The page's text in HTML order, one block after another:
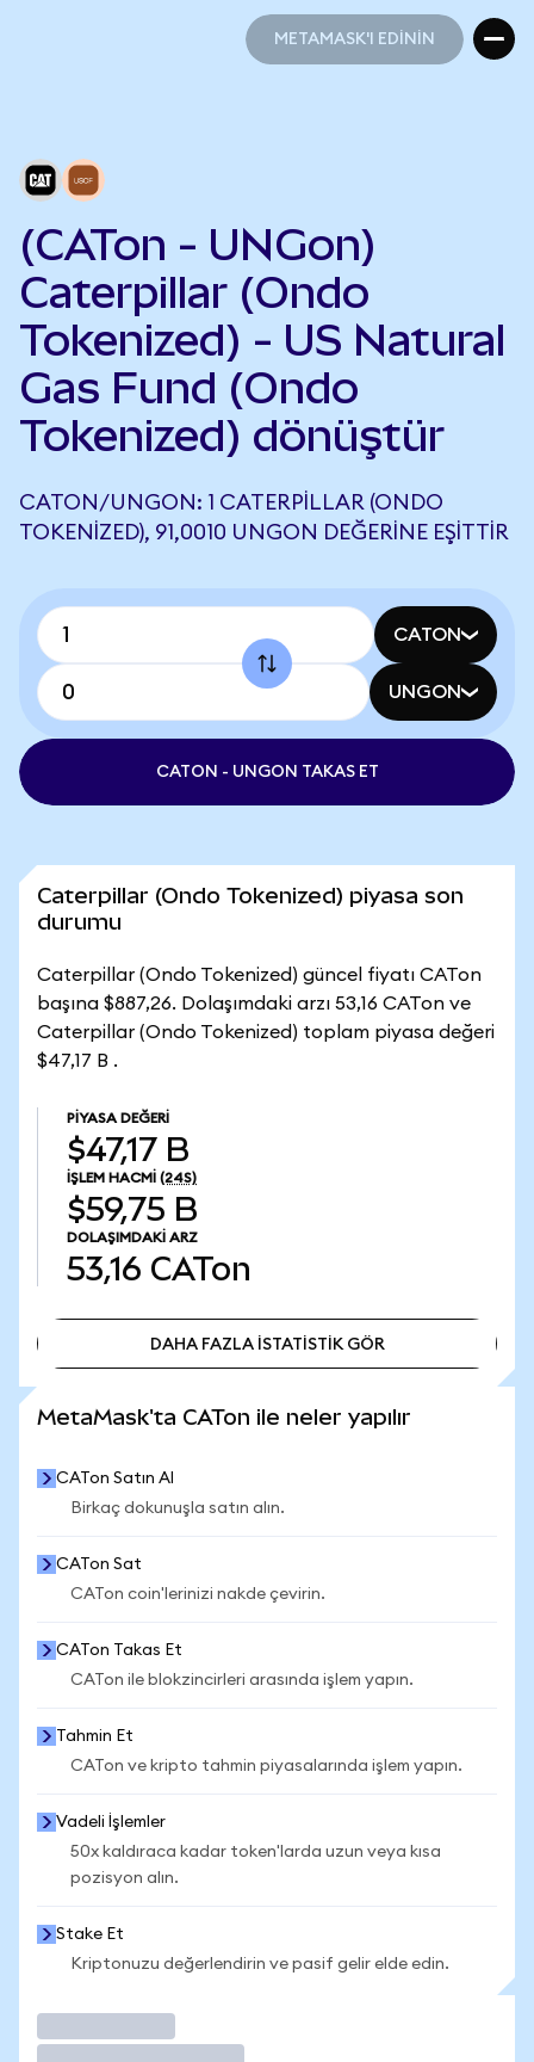
METAMASK'I EDİNİN
(CATon - UNGon)
Caterpillar (Ondo
Tokenized) - US Natural
Gas Fund (Ondo
Tokenized) dönüştür
CATON/UNGON: 1 CATERPILLAR (ONDO
TOKENIZED), 91,0010 UNGON DEĞERINE EŞITTIR
CATON
UNGON
CATON - UNGON TAKAS ET
Caterpillar (Ondo Tokenized) piyasa son
durumu
Caterpillar (Ondo Tokenized) güncel fiyatı CATon
başına $887,26. Dolaşımdaki arzı 53,16 CATon ve
Caterpillar (Ondo Tokenized) toplam piyasa değeri
$47,17 B .
PIYASA DEĞERI
$47,17 B
İŞLEM HACMI (24S)
$59,75 B
DOLAŞIMDAKI ARZ
53,16 CATon
DAHA FAZLA İSTATİSTİK GÖR
MetaMask'ta CATon ile neler yapılır
CATon Satın Al
Birkaç dokunuşla satın alın.
CATon Sat
CATon coin'lerinizi nakde çevirin.
CATon Takas Et
CATon ile blokzincirleri arasında işlem yapın.
Tahmin Et
CATon ve kripto tahmin piyasalarında işlem yapın.
Vadeli İşlemler
50x kaldıraca kadar token'larda uzun veya kısa
pozisyon alın.
Stake Et
Kriptonuzu değerlendirin ve pasif gelir elde edin.